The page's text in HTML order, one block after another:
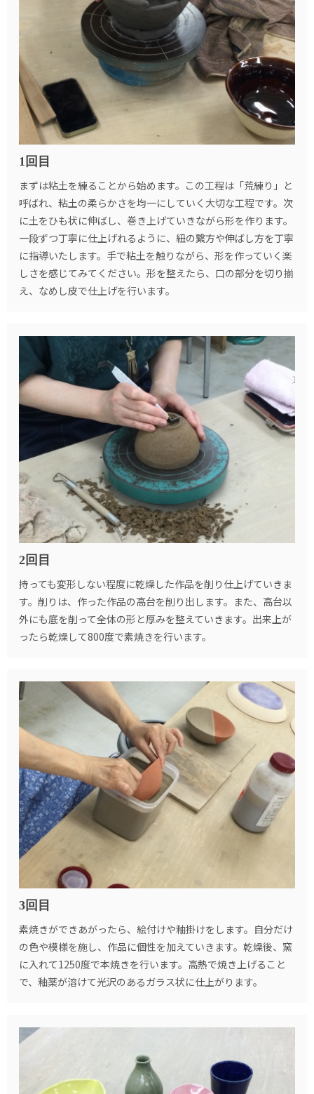
1回目
まずは粘土を練ることから始めます。この工程は「荒練り」と
呼ばれ、粘土の柔らかさを均一にしていく大切な工程です。次
に土をひも状に伸ばし、巻き上げていきながら形を作ります。
一段ずつ丁寧に仕上げれるように、紐の繋方や伸ばし方を丁寧
に指導いたします。手で粘土を触りながら、形を作っていく楽
しさを感じてみてください。形を整えたら、口の部分を切り揃
え、なめし皮で仕上げを行います。
2回目
持っても変形しない程度に乾燥した作品を削り仕上げていきま
す。削りは、作った作品の高台を削り出します。また、高台以
外にも底を削って全体の形と厚みを整えていきます。出来上が
ったら乾燥して800度で素焼きを行います。
3回目
素焼きができあがったら、絵付けや釉掛けをします。自分だけ
の色や模様を施し、作品に個性を加えていきます。乾燥後、窯
に入れて1250度で本焼きを行います。高熱で焼き上げること
で、釉薬が溶けて光沢のあるガラス状に仕上がります。